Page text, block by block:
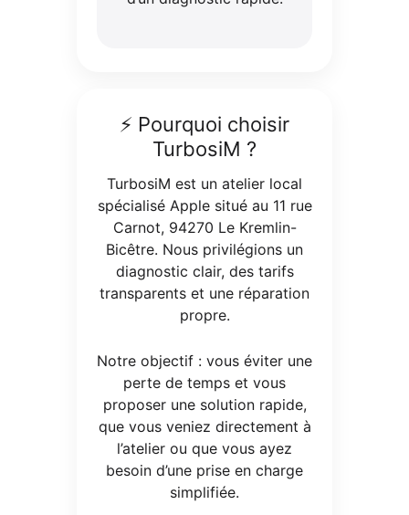
⚡ Pourquoi choisir
TurbosiM ?
TurbosiM est un atelier local
spécialisé Apple situé au 11 rue
Carnot, 94270 Le Kremlin-
Bicêtre. Nous privilégions un
diagnostic clair, des tarifs
transparents et une réparation
propre.
Notre objectif : vous éviter une
perte de temps et vous
proposer une solution rapide,
que vous veniez directement à
l’atelier ou que vous ayez
besoin d’une prise en charge
simplifiée.